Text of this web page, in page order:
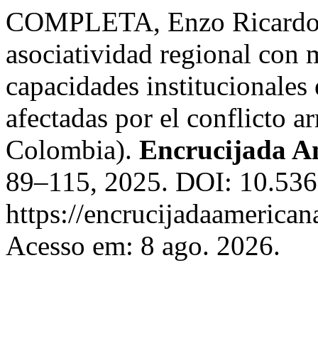
COMPLETA, Enzo
asociatividad regional con
capacidades
afectadas por el conflicto
Colombia). Encrucijada
89–115, 2025. DOI:
https://
Acesso em: 8 ago. 2026.